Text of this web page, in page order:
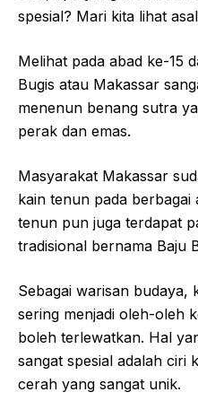
spesial? Mari kita lihat
Melihat pada abad ke-15
Bugis atau Makassar
menenun benang sutra
perak dan emas.
Masyarakat Makassar
kain tenun pada
tenun pun juga terdapat
tradisional bernama Baju
Sebagai warisan budaya,
sering menjadi oleh-oleh
boleh terlewatkan. Hal
sangat spesial adalah ciri
cerah yang sangat unik.